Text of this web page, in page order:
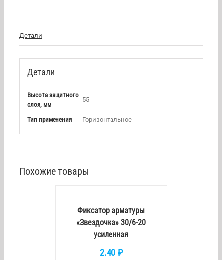
Детали
Детали
Высота защитного
слоя, мм
55
Тип применения Горизонтальное
Похожие товары
Фиксатор арматуры
«Звездочка» 30/6-20
усиленная
2.40 ₽